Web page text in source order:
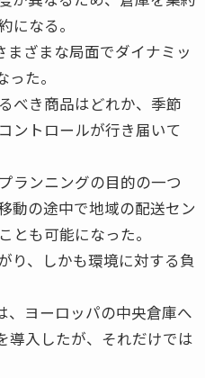
になる。
ざまな局面でダイナミッ
た。
べき商品はどれか、季節
ントロールが行き届いて
ランニングの目的の一つ
動の途中で地域の配送セン
とも可能になった。
り、しかも環境に対する負
ヨーロッパの中央倉庫へ
導入したが、それだけでは